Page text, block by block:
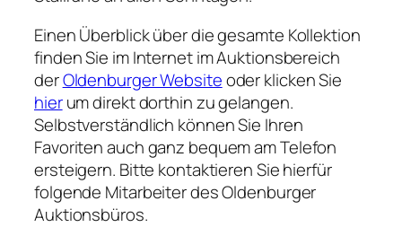
Einen Überblick über die gesamte Kollektion
finden Sie im Internet im Auktionsbereich
derOldenburger Websiteoder klicken Sie
hierum direkt dorthin zu gelangen.
Selbstverständlich können Sie Ihren
Favoriten auch ganz bequem am Telefon
ersteigern. Bitte kontaktieren Sie hierfür
folgende Mitarbeiter des Oldenburger
Auktionsbüros.